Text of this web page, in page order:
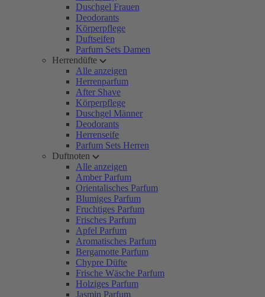
Duschgel Frauen
Deodorants
Körperpflege
Duftseifen
Parfum Sets Damen
Herrendüfte
Alle anzeigen
Herrenparfum
After Shave
Körperpflege
Duschgel Männer
Deodorants
Herrenseife
Parfum Sets Herren
Duftnoten
Alle anzeigen
Amber Parfum
Orientalisches Parfum
Blumiges Parfum
Fruchtiges Parfum
Frisches Parfum
Apfel Parfum
Aromatisches Parfum
Bergamotte Parfum
Chypre Düfte
Frische Wäsche Parfum
Holziges Parfum
Jasmin Parfum